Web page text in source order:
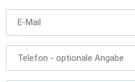
E-Mail
Telefon - optionale Angabe